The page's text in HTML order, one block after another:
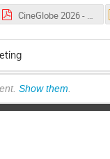
Show them.